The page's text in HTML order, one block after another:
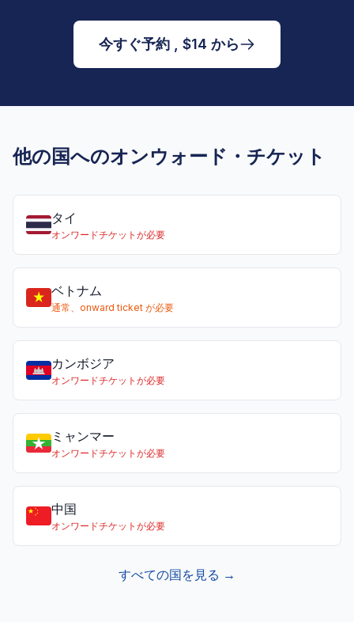
今すぐ予約 , $14 から
他の国へのオンウォード・チケット
タイ
オンワードチケットが必要
ベトナム
通常、onward ticket が必要
カンボジア
オンワードチケットが必要
ミャンマー
オンワードチケットが必要
中国
オンワードチケットが必要
すべての国を見る →